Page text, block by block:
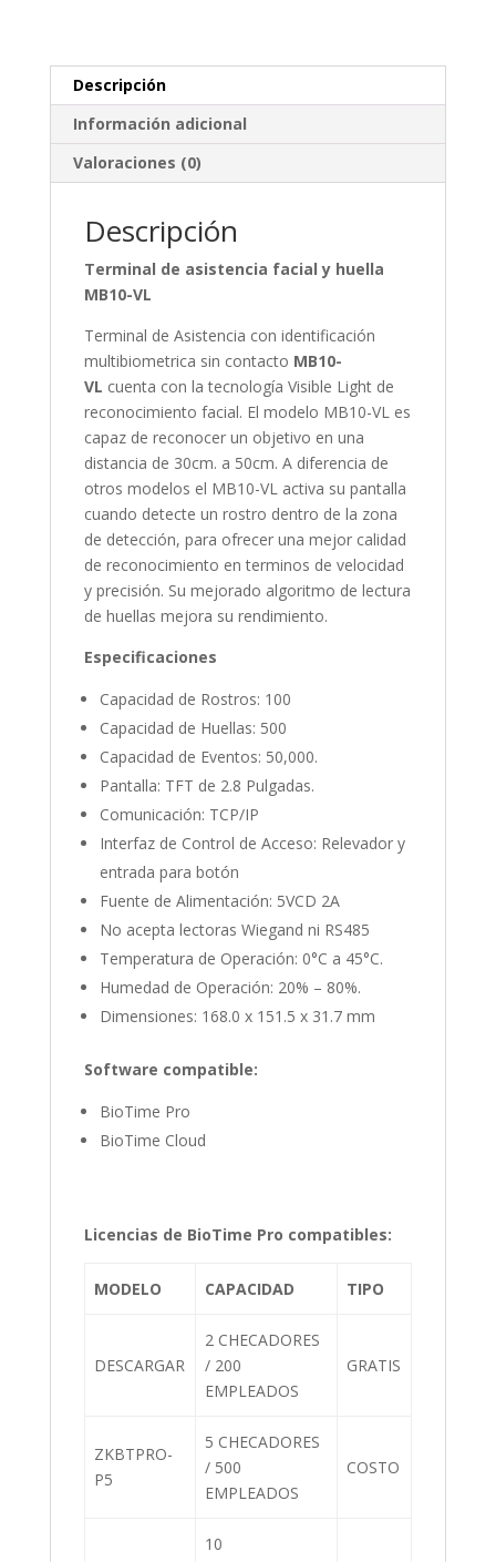
Descripción
Información adicional
Valoraciones (0)
Descripción
Terminal de asistencia facial y huella
MB10-VL
Terminal de Asistencia con identificación
multibiometrica sin contacto MB10-
VL cuenta con la tecnología Visible Light de
reconocimiento facial. El modelo MB10-VL es
capaz de reconocer un objetivo en una
distancia de 30cm. a 50cm. A diferencia de
otros modelos el MB10-VL activa su pantalla
cuando detecte un rostro dentro de la zona
de detección, para ofrecer una mejor calidad
de reconocimiento en terminos de velocidad
y precisión. Su mejorado algoritmo de lectura
de huellas mejora su rendimiento.
Especificaciones
Capacidad de Rostros: 100
Capacidad de Huellas: 500
Capacidad de Eventos: 50,000.
Pantalla: TFT de 2.8 Pulgadas.
Comunicación: TCP/IP
Interfaz de Control de Acceso: Relevador y
entrada para botón
Fuente de Alimentación: 5VCD 2A
No acepta lectoras Wiegand ni RS485
Temperatura de Operación: 0°C a 45°C.
Humedad de Operación: 20% – 80%.
Dimensiones: 168.0 x 151.5 x 31.7 mm
Software compatible:
BioTime Pro
BioTime Cloud
Licencias de BioTime Pro compatibles:
MODELO CAPACIDAD TIPO
DESCARGAR
2 CHECADORES
/ 200
EMPLEADOS
GRATIS
ZKBTPRO-
P5
5 CHECADORES
/ 500
EMPLEADOS
COSTO
10